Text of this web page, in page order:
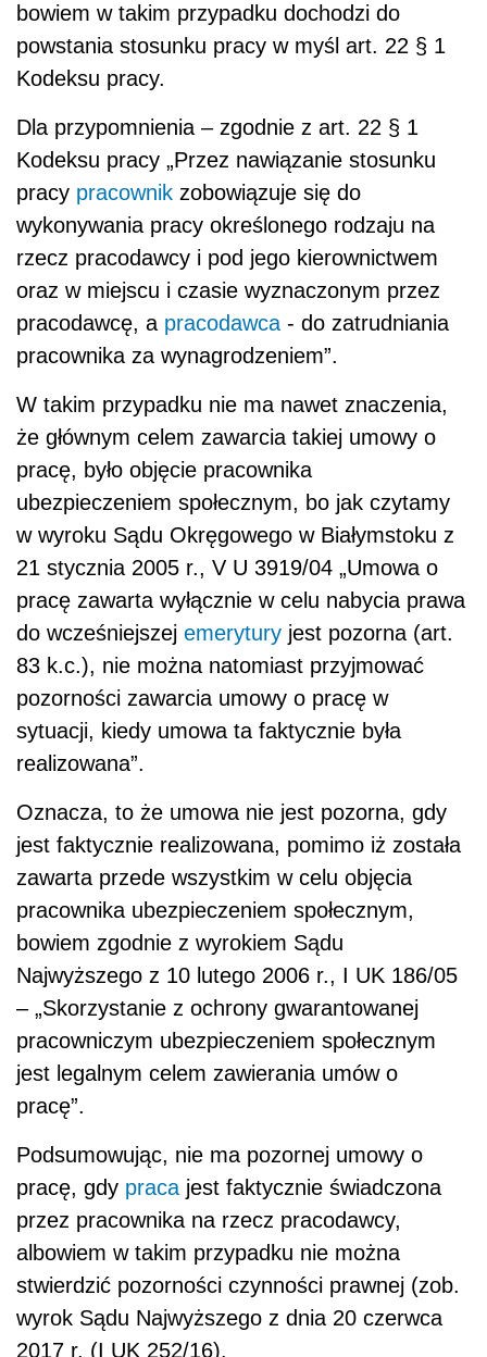
bowiem w takim przypadku dochodzi do
powstania stosunku pracy w myśl art. 22 § 1
Kodeksu pracy.
Dla przypomnienia – zgodnie z art. 22 § 1
Kodeksu pracy „Przez nawiązanie stosunku
pracy pracownik zobowiązuje się do
wykonywania pracy określonego rodzaju na
rzecz pracodawcy i pod jego kierownictwem
oraz w miejscu i czasie wyznaczonym przez
pracodawcę, a pracodawca - do zatrudniania
pracownika za wynagrodzeniem”.
W takim przypadku nie ma nawet znaczenia,
że głównym celem zawarcia takiej umowy o
pracę, było objęcie pracownika
ubezpieczeniem społecznym, bo jak czytamy
w wyroku Sądu Okręgowego w Białymstoku z
21 stycznia 2005 r., V U 3919/04 „Umowa o
pracę zawarta wyłącznie w celu nabycia prawa
do wcześniejszej emerytury jest pozorna (art.
83 k.c.), nie można natomiast przyjmować
pozorności zawarcia umowy o pracę w
sytuacji, kiedy umowa ta faktycznie była
realizowana”.
Oznacza, to że umowa nie jest pozorna, gdy
jest faktycznie realizowana, pomimo iż została
zawarta przede wszystkim w celu objęcia
pracownika ubezpieczeniem społecznym,
bowiem zgodnie z wyrokiem Sądu
Najwyższego z 10 lutego 2006 r., I UK 186/05
– „Skorzystanie z ochrony gwarantowanej
pracowniczym ubezpieczeniem społecznym
jest legalnym celem zawierania umów o
pracę”.
Podsumowując, nie ma pozornej umowy o
pracę, gdy praca jest faktycznie świadczona
przez pracownika na rzecz pracodawcy,
albowiem w takim przypadku nie można
stwierdzić pozorności czynności prawnej (zob.
wyrok Sądu Najwyższego z dnia 20 czerwca
2017 r. (I UK 252/16).